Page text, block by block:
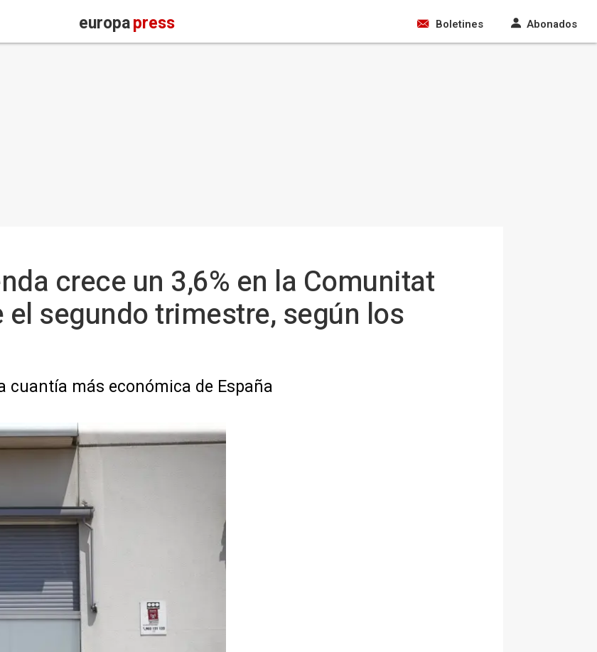
europapress Boletines Abonados
crece un 3,6% en la Comunitat
segundo trimestre, según los
cuantía más económica de España